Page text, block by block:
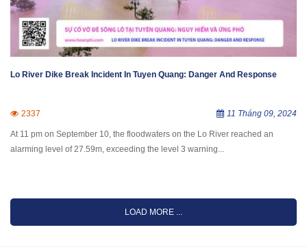
Lo River Dike Break Incident In Tuyen Quang: Danger And Response
2337 11 Tháng 09, 2024
At 11 pm on September 10, the floodwaters on the Lo River reached an
alarming level of 27.59m, exceeding the level 3 warning...
LOAD MORE ...